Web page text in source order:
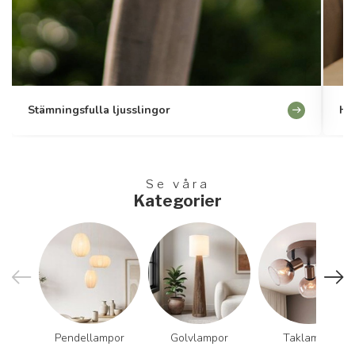
Stämningsfulla ljusslingor
Se våra
Kategorier
Pendellampor Golvlampor Taklampor